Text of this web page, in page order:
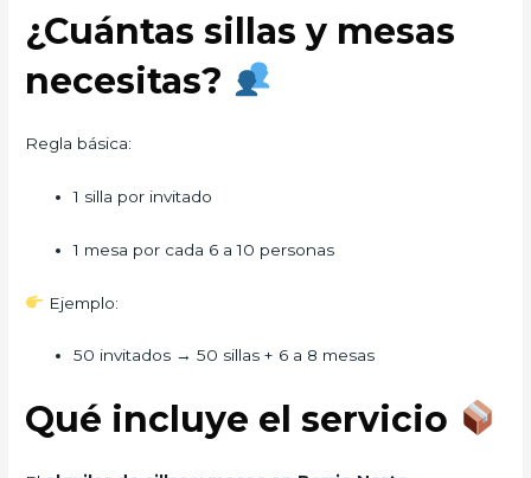
¿Cuántas sillas y mesas
necesitas?
Regla básica:
1 silla por invitado
1 mesa por cada 6 a 10 personas
Ejemplo:
50 invitados → 50 sillas + 6 a 8 mesas
Qué incluye el servicio